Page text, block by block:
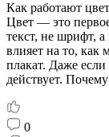
Как работают
Цвет — это
текст, не шрифт, а
влияет на то,
плакат. Даже
действует.
0